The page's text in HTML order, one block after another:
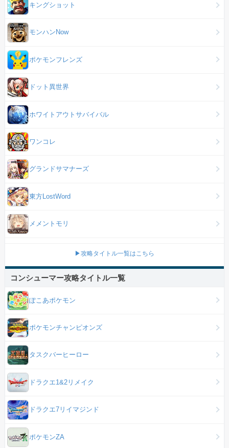
キングショット
モンハンNow
ポケモンフレンズ
ドット異世界
ホワイトアウトサバイバル
ワンコレ
グランドサマナーズ
東方LostWord
メメントモリ
▶攻略タイトル一覧はこちら
コンシューマー攻略タイトル一覧
ぽこあポケモン
ポケモンチャンピオンズ
タスクバーヒーロー
ドラクエ1&2リメイク
ドラクエ7リイマジンド
ポケモンZA